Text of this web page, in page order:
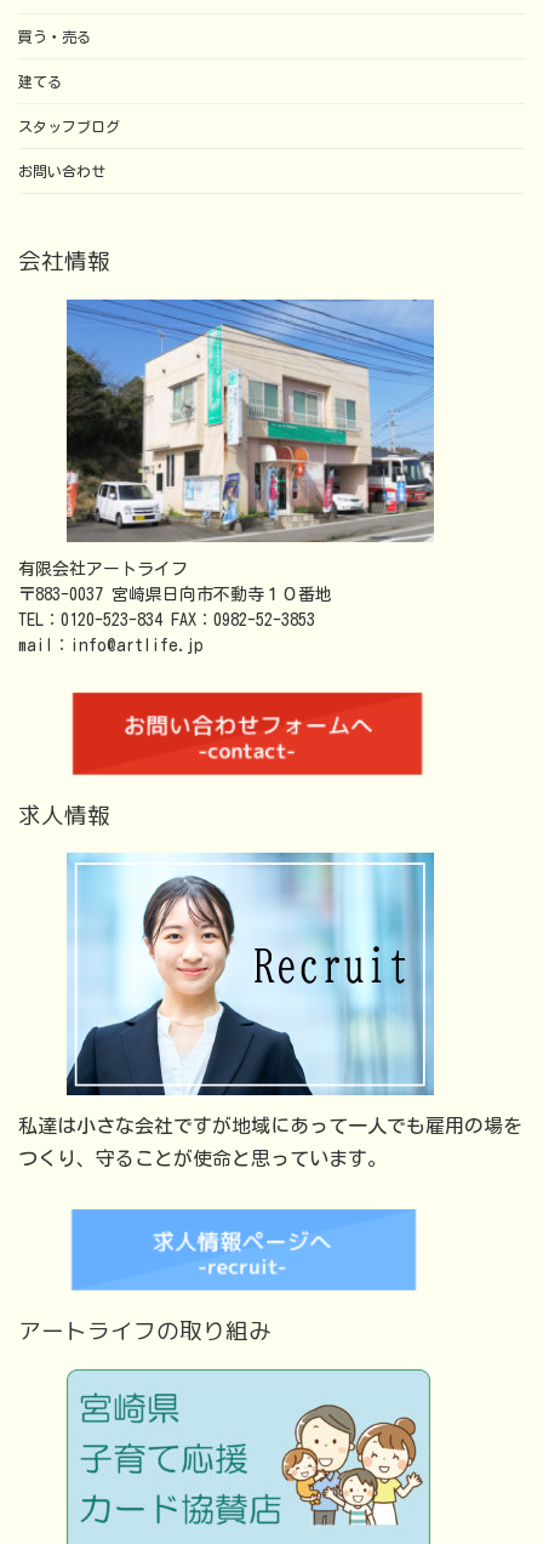
買う・売る
建てる
スタッフブログ
お問い合わせ
会社情報
有限会社アートライフ
〒883-0037 宮崎県日向市不動寺１０番地
TEL：0120-523-834 FAX：0982-52-3853
mail：info@artlife.jp
求人情報
私達は小さな会社ですが地域にあって一人でも雇用の場を
つくり、守ることが使命と思っています。
アートライフの取り組み